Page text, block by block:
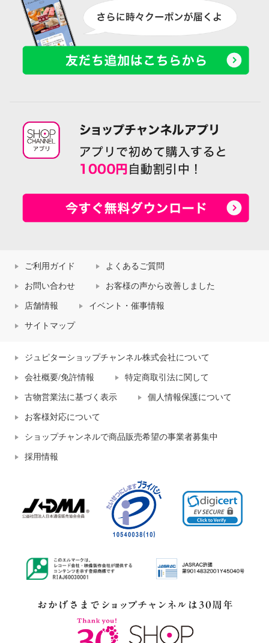
ご利用ガイド よくあるご質問
お問い合わせ お客様の声から改善しました
店舗情報 イベント・催事情報
サイトマップ
ジュピターショップチャンネル株式会社について
会社概要/免許情報 特定商取引法に関して
古物営業法に基づく表示 個人情報保護について
お客様対応について
ショップチャンネルで商品販売希望の事業者募集中
採用情報